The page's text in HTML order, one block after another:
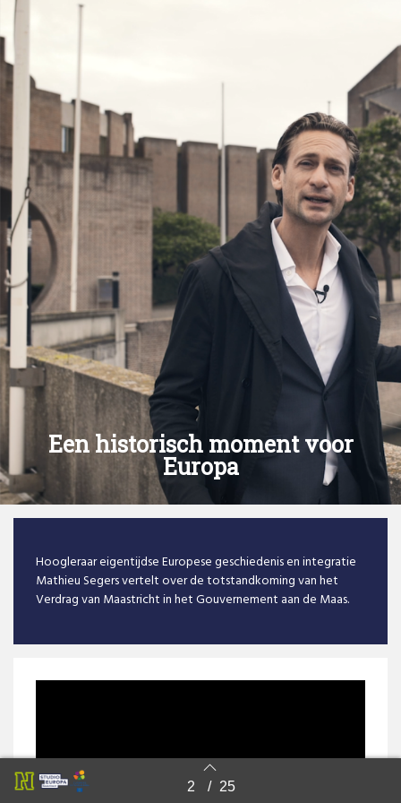
Back to index 2 / 25
Een historisch moment voor
Europa
Hoogleraar eigentijdse Europese geschiedenis en integratie
Mathieu Segers vertelt over de totstandkoming van het
Verdrag van Maastricht in het Gouvernement aan de Maas.